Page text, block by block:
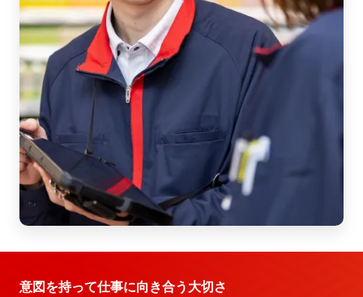
意図を持って仕事に向き合う大切さ